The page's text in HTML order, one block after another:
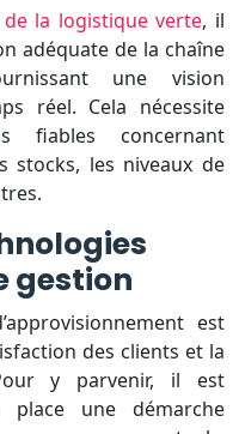
la logistique verte, il
adéquate de la chaîne
une vision
réel. Cela nécessite
fiables concernant
stocks, les niveaux de
gestion
est
des clients et la
y parvenir, il est
place une démarche